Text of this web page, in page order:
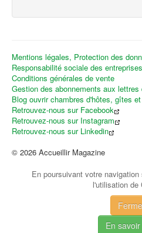
Mentions légales, Protection des
Responsabilité sociale des
Conditions générales de vente
Gestion des abonnements aux lettres
Blog ouvrir chambres d'hôtes, gîtes
Retrouvez-nous sur Facebook
Retrouvez-nous sur Instagram
Retrouvez-nous sur Linkedin
© 2026 Accueillir Magazine
En poursuivant votre
l'utilisation de
En